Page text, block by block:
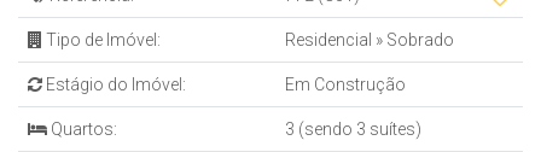
Tipo de Imóvel: Residencial » Sobrado
Estágio do Imóvel: Em Construção
Quartos: 3 (sendo 3 suítes)